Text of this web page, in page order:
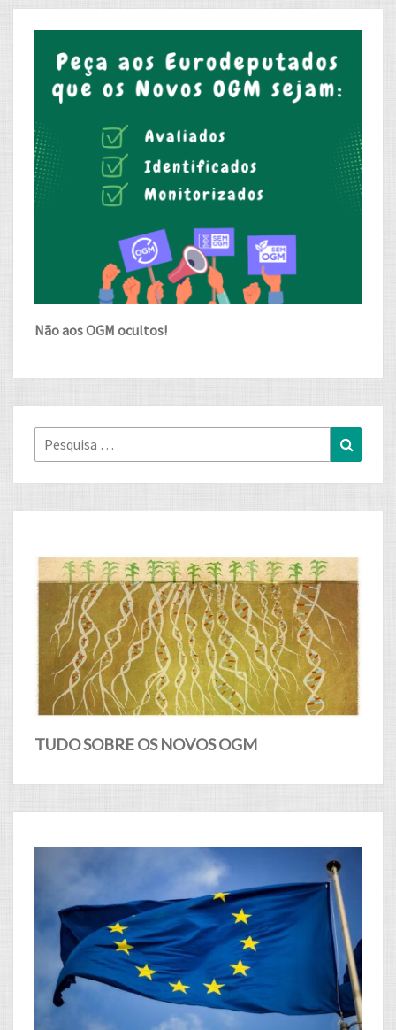
Não aos OGM ocultos!
Pesquisa
for:
TUDO SOBRE OS NOVOS OGM